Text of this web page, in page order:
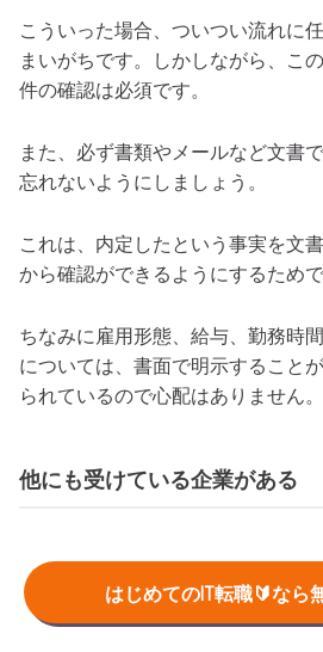
はじめてのIT転職🔰なら
こういった場合、ついつい流れに
まいがちです。しかしながら、こ
件の確認は必須です。
また、必ず書類やメールなど文書
忘れないようにしましょう。
これは、内定したという事実を文
から確認ができるようにするためで
ちなみに雇用形態、給与、勤務時
については、書面で明示すること
られているので心配はありません。
他にも受けている企業がある